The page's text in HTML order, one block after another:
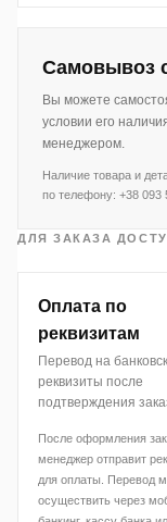
Самовывоз
Вы можете
условии его
менеджером.
Наличие товара и
по телефону: +38 093
ДЛЯ ЗАКАЗА
Оплата по
реквизитам
Перевод на
реквизиты после
подтверждения
После оформления
менеджер отправит
для оплаты. Перевод
осуществить через